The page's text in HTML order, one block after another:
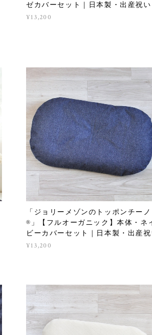
ゼカバーセット｜日本製・出産祝い
¥13,200
「ジョリーメゾンのトッポンチーノ
®」【フルオーガニック】本体・ネ
ビーカバーセット｜日本製・出産
¥13,200